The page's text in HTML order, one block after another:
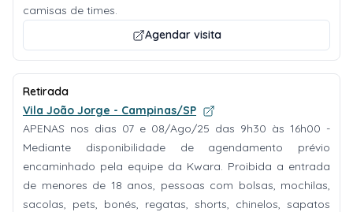
camisas de times.
Agendar visita
Retirada
Vila João Jorge - Campinas/SP
APENAS nos dias 07 e 08/Ago/25 das 9h30 às 16h00 -
Mediante disponibilidade de agendamento prévio
encaminhado pela equipe da Kwara. Proibida a entrada
de menores de 18 anos, pessoas com bolsas, mochilas,
sacolas, pets, bonés, regatas, shorts, chinelos, sapatos